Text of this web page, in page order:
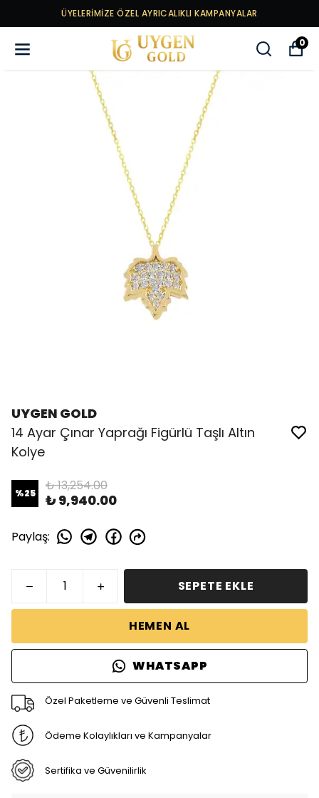
ÜYELERİMİZE ÖZEL AYRICALIKLI KAMPANYALAR
0
UYGEN GOLD
14 Ayar Çınar Yaprağı Figürlü Taşlı Altın
Kolye
%25 ₺ 13,254.00
₺ 9,940.00
Paylaş:
SEPETE EKLE
HEMEN AL
WHATSAPP
Özel Paketleme ve Güvenli Teslimat
Ödeme Kolaylıkları ve Kampanyalar
Sertifika ve Güvenilirlik